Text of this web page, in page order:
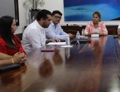
Miguel Torruco Garza explicó
pilar de la Estrategia Nacional
atender las causas antes de
que el Gobierno de México
prioritarios como territorios de